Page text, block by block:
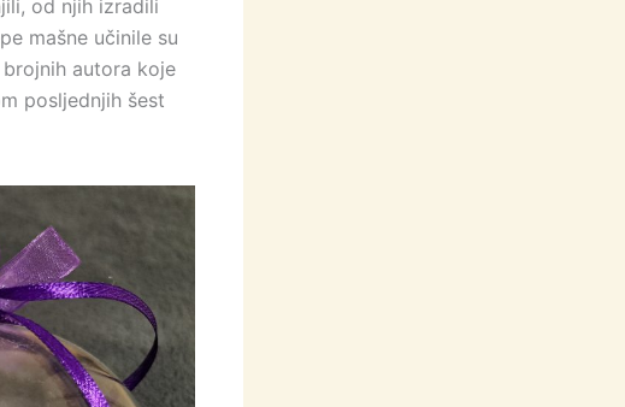
od njih izradili
mašne učinile su
autora koje
posljednjih šest